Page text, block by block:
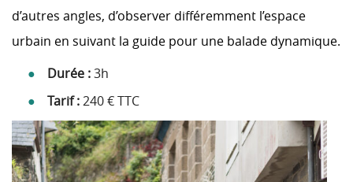
d’autres angles, d’observer différemment l’espace
urbain en suivant la guide pour une balade dynamique.
Durée :3h
Tarif :240 € TTC